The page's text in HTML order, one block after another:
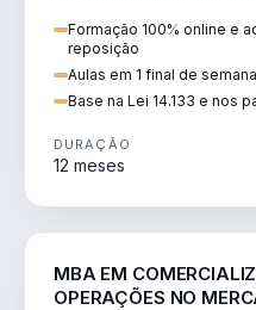
Formação 100% online e
reposição
Aulas em 1 final de
Base na Lei 14.133 e nos
DURAÇÃO
12 meses
MBA EM
OPERAÇÕES NO